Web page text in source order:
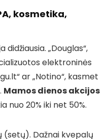
kosmetika,
„Douglas“,
elektroninės
ar „Notino“, kasmet
Mamos dienos akcijos
nuo 20% iki net 50%.
Dažnai kvepalų